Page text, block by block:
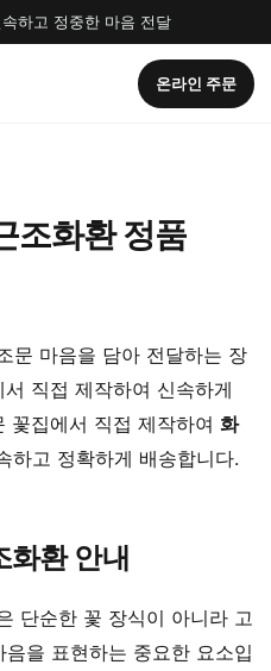
하고 정중한 마음 전달
온라인 주문
조화환 정품
문 마음을 담아 전달하는 장
직접 제작하여 신속하게
꽃집에서 직접 제작하여 화
하고 정확하게 배송합니다.
화환 안내
단순한 꽃 장식이 아니라 고
을 표현하는 중요한 요소입